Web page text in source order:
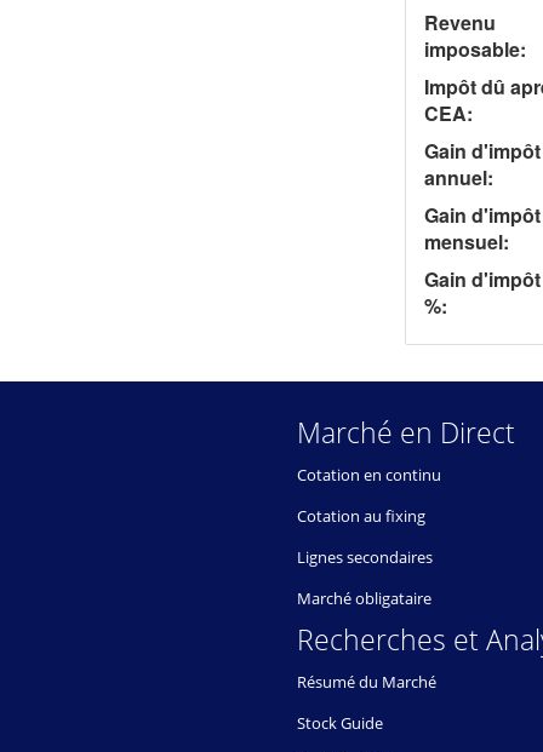
Revenu
imposable:
Impôt dû
CEA:
Gain d'impôt
annuel:
Gain d'impôt
mensuel:
Gain
%:
Marché en Direct
Cotation en continu
Cotation au fixing
Lignes secondaires
Marché obligataire
Recherches et
Résumé du Marché
Stock Guide